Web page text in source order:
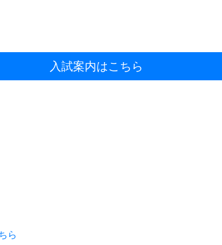
入試案内はこちら